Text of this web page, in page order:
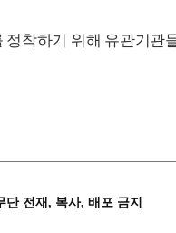
착하기 위해 유관기관
전재, 복사, 배포 금지